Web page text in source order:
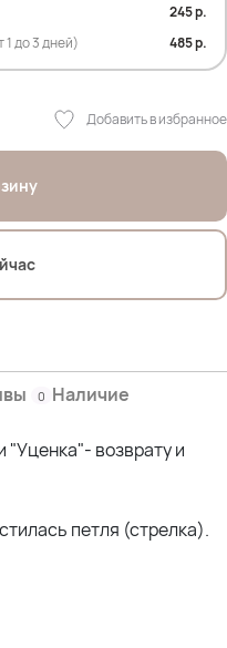
245 р.
1 до 3 дней) 485 р.
Добавить в избранное
0 Наличие
"Уценка"- возврату и
петля (стрелка).